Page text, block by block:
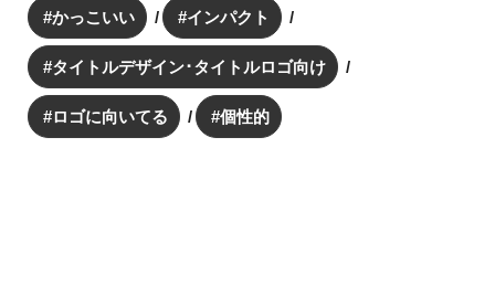
かっこいい インパクト
タイトルデザイン･タイトルロゴ向け
ロゴに向いてる 個性的